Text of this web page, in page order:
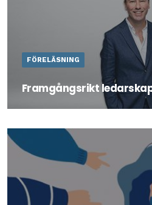
FÖRELÄSNING
Framgångsrikt
Vad kännetecknar en bra